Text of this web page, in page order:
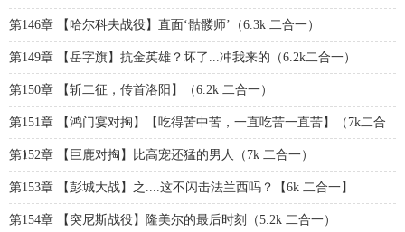
第146章 【哈尔科夫战役】直面‘骷髅师’（6.3k 二合一）
第149章 【岳字旗】抗金英雄？坏了...冲我来的（6.2k二合一）
第150章 【斩二征，传首洛阳】（6.2k 二合一）
第151章 【鸿门宴对掏】【吃得苦中苦，一直吃苦一直苦】（7k二合
一）
第152章 【巨鹿对掏】比高宠还猛的男人（7k 二合一）
第153章 【彭城大战】之....这不闪击法兰西吗？【6k 二合一】
第154章 【突尼斯战役】隆美尔的最后时刻（5.2k 二合一）